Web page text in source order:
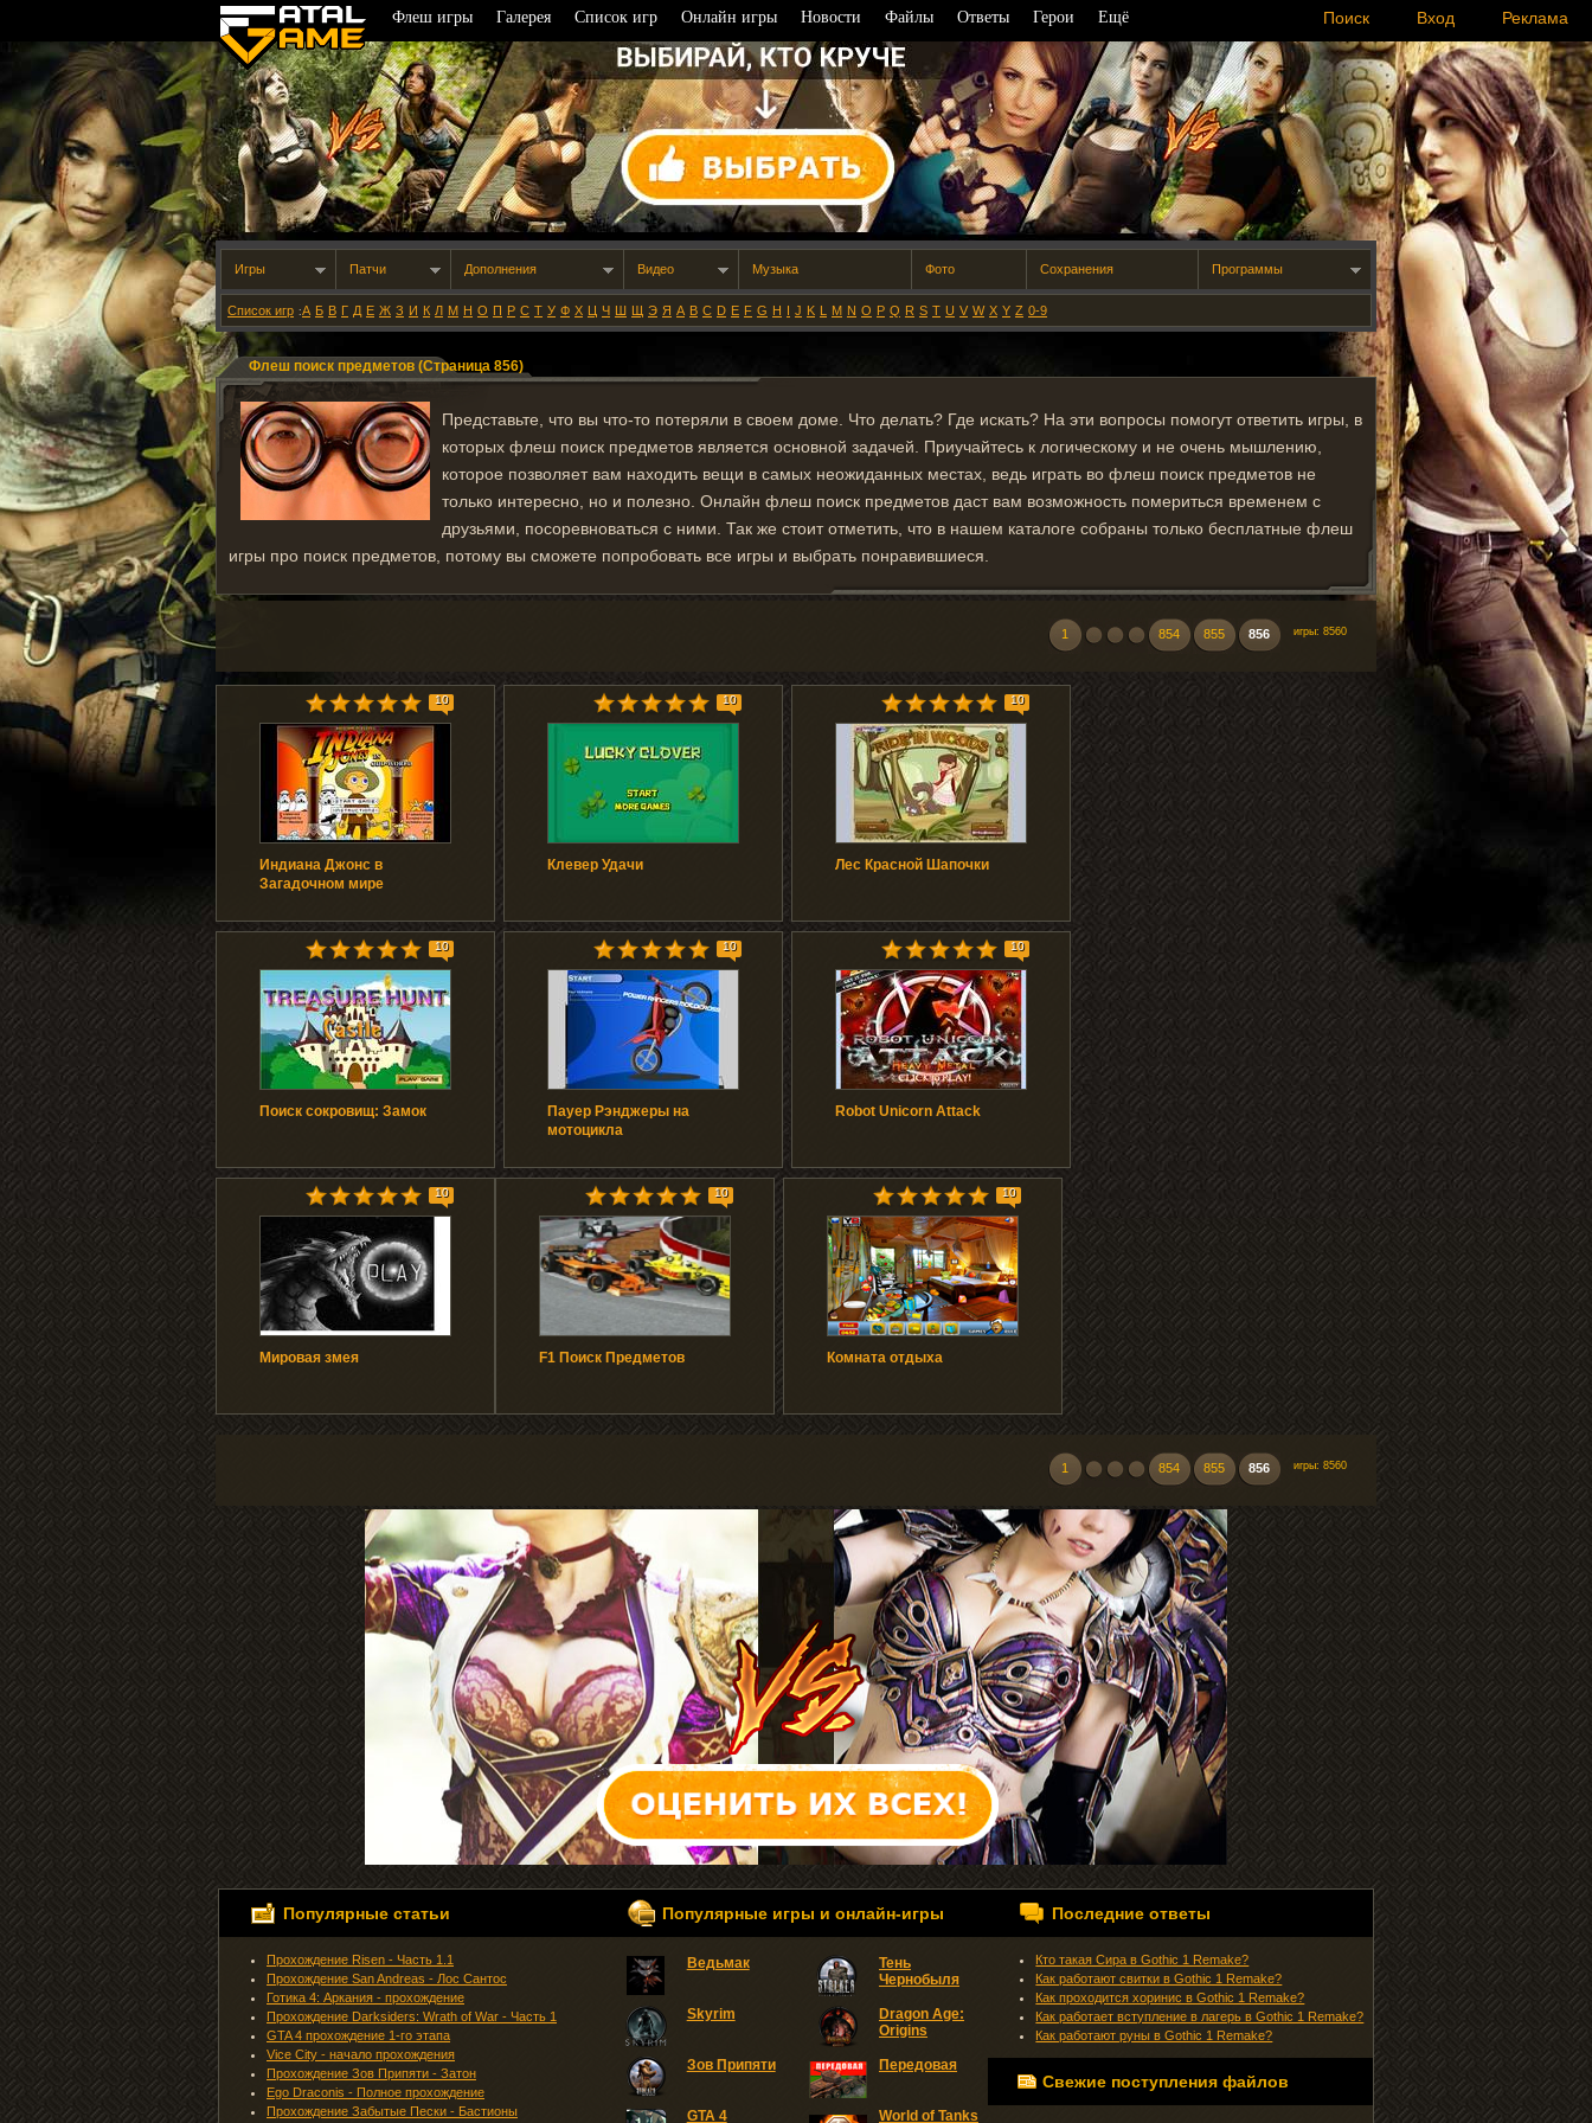
Игры Патчи Дополнения Видео Музыка Фото Сохранения Программы
Список игр :А Б В Г Д Е Ж З И К Л М Н О П Р С Т У Ф Х Ц Ч Ш Щ Э Я A B C D E F G H I J K L M N O P Q R S T U V W X Y Z 0-9
Флеш поиск предметов (Страница 856)
Представьте, что вы что-то потеряли в своем доме. Что делать? Где искать? На эти вопросы помогут ответить игры, в
которых флеш поиск предметов является основной задачей. Приучайтесь к логическому и не очень мышлению,
которое позволяет вам находить вещи в самых неожиданных местах, ведь играть во флеш поиск предметов не
только интересно, но и полезно. Онлайн флеш поиск предметов даст вам возможность помериться временем с
друзьями, посоревноваться с ними. Так же стоит отметить, что в нашем каталоге собраны только бесплатные флеш
игры про поиск предметов, потому вы сможете попробовать все игры и выбрать понравившиеся.
игры: 8560
856
855
854
1
10
Индиана Джонс в
Загадочном мире
10
Клевер Удачи
10
Лес Красной Шапочки
10
Поиск сокровищ: Замок
10
Пауер Рэнджеры на
мотоцикла
10
Robot Unicorn Attack
10
Мировая змея
10
F1 Поиск Предметов
10
Комната отдыха
игры: 8560
856
855
854
1
Популярные статьи
Прохождение Risen - Часть 1.1
Прохождение San Andreas - Лос Сантос
Готика 4: Аркания - прохождение
Прохождение Darksiders: Wrath of War - Часть 1
GTA 4 прохождение 1-го этапа
Vice City - начало прохождения
Прохождение Зов Припяти - Затон
Ego Draconis - Полное прохождение
Прохождение Забытые Пески - Бастионы
Популярные игры и онлайн-игры
Ведьмак
Тень
Чернобыля
Skyrim
Dragon Age:
Origins
Зов Припяти Передовая
GTA 4 World of Tanks
Последние ответы
Кто такая Сира в Gothic 1 Remake?
Как работают свитки в Gothic 1 Remake?
Как проходится хоринис в Gothic 1 Remake?
Как работает вступление в лагерь в Gothic 1 Remake?
Как работают руны в Gothic 1 Remake?
Свежие поступления файлов
Флеш игры Галерея Список игр Онлайн игры Новости Файлы Ответы Герои Ещё Реклама
Вход
Поиск